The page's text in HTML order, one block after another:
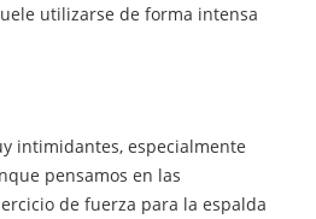
utilizarse de forma intensa
intimidantes, especialmente
pensamos en las
de fuerza para la espalda